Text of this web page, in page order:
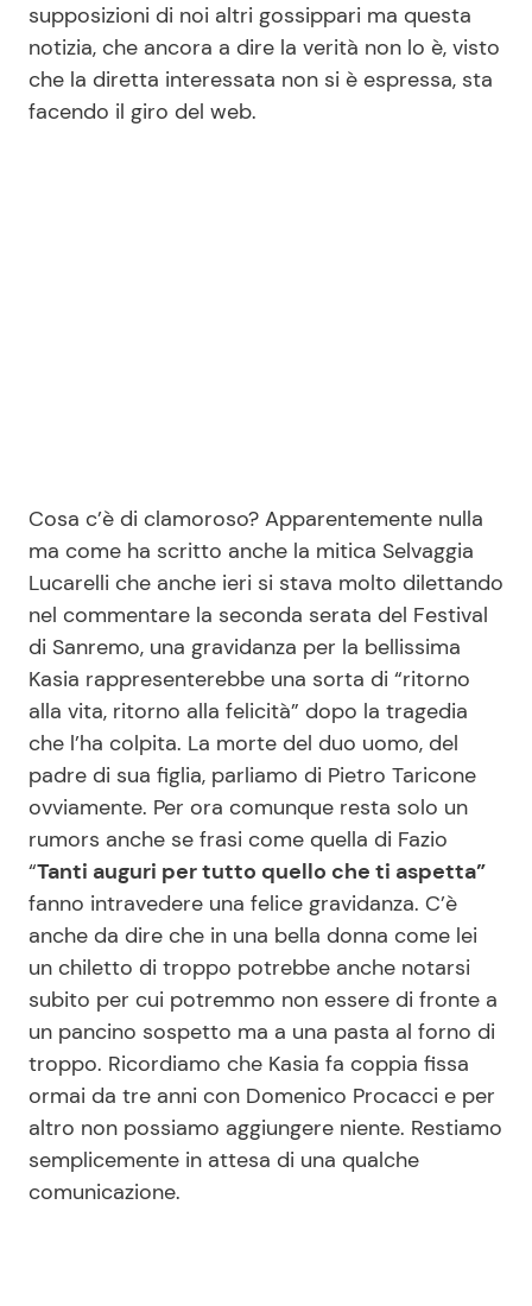
Disclaimer e Privacy
Redazione
Contattaci
supposizioni di noi altri gossippari ma questa
notizia, che ancora a dire la verità non lo è, visto
che la diretta interessata non si è espressa, sta
facendo il giro del web.
Cosa c’è di clamoroso? Apparentemente nulla
ma come ha scritto anche la mitica Selvaggia
Lucarelli che anche ieri si stava molto dilettando
nel commentare la seconda serata del Festival
di Sanremo, una gravidanza per la bellissima
Kasia rappresenterebbe una sorta di “ritorno
alla vita, ritorno alla felicità” dopo la tragedia
che l’ha colpita. La morte del duo uomo, del
padre di sua figlia, parliamo di Pietro Taricone
ovviamente. Per ora comunque resta solo un
rumors anche se frasi come quella di Fazio
“Tanti auguri per tutto quello che ti aspetta”
fanno intravedere una felice gravidanza. C’è
anche da dire che in una bella donna come lei
un chiletto di troppo potrebbe anche notarsi
subito per cui potremmo non essere di fronte a
un pancino sospetto ma a una pasta al forno di
troppo. Ricordiamo che Kasia fa coppia fissa
ormai da tre anni con Domenico Procacci e per
altro non possiamo aggiungere niente. Restiamo
semplicemente in attesa di una qualche
comunicazione.